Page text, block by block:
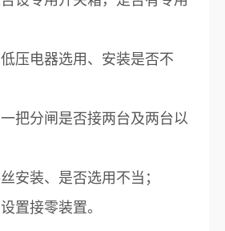
压电器选用、安装是否不
把分闸是否接两台及两台以
安装、是否选用不当；
置接零装置。